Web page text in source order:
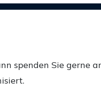
spenden Sie gerne